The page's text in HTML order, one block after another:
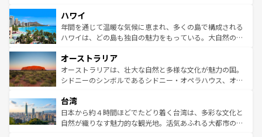
ば市内交通費無料で観光を楽しむこともできる。 なお、新
着のスイス情報はコンテンツ一覧 を参照してほしい。
のような巨大都市は、観光、ショッピング、エンターテイ
ンメントが詰まった刺激的なスポットだ。一方、アメリカ
西部には大自然が広がり、グランドキャニオンやイエロー
部のニューオーリンズでは、音楽と美食が融合した独特の
文化が魅力。旅行者はアメリカの各地域で異なる魅力を楽
しみながら、その多様性と豊かな歴史を感じることができ
ならではの贅沢な旅のスタイルだ。 なお、新着のアメリカ
情報はコンテンツ一覧を参照してほしい。
ハワイ
年間を通じて温暖な気候に恵まれ、多くの島で構成される
ハワイは、どの島も独自の魅力をもっている。大自然の神
ワイ島は見逃せない。また、定番の観光地といえばオアフ
島だが、静かな自然を求めるならマウイ島やカウアイ島が
おすすめ。エメラルドグリーンに輝く海をはじめ、豊かな
れるおもてなしの心で訪れる人々を迎えてくれるハワイの
人々、おいしいローカルフードやハワイアンミュージッ
ク、伝統的なフラダンスなど、すべてがハワイの魅力を彩
オーストラリア
オーストラリアは、壮大な自然と多様な文化が魅力の国。
シドニーのシンボルであるシドニー・オペラハウス、オー
リアリーフや大陸中央部にそびえるウルル（エアーズロッ
ク）、タスマニアの美しい原生林やケアンズの熱帯雨林な
ど、見どころがたくさん。また、カフェやワイン、オージ
台湾
日本から約４時間ほどでたどり着く台湾は、多彩な文化と
自然が織りなす魅力的な観光地。活気あふれる大都市の台